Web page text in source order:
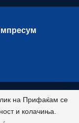
на Прифаќам се
и колачиња.